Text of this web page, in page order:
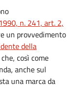
n. 241, art. 2,
un provvedimento
della
così come
anche sul
una marca da